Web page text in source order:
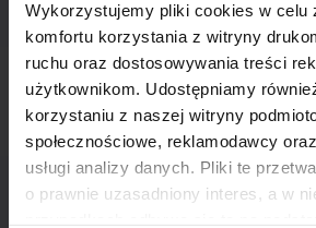
Wykorzystujemy pliki cookies w celu
komfortu korzystania z witryny
ruchu oraz dostosowywania treści
użytkownikom. Udostępniamy
korzystaniu z naszej witryny
społecznościowe, reklamodawcy
usługi analizy danych. Pliki te
o prawnie uzasadniony interes, a w
Skontaktuj się